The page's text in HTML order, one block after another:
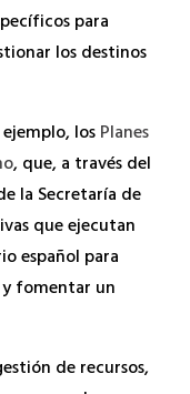
para
los destinos
losPlanes
, que, a través del
la Secretaría de
que ejecutan
español para
fomentar un
de recursos,